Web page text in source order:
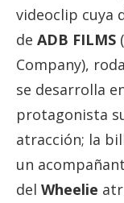
videoclip cuya
de ADB FILMS
Company),
se desarrolla
protagonista
atracción; la
un
del Wheelie